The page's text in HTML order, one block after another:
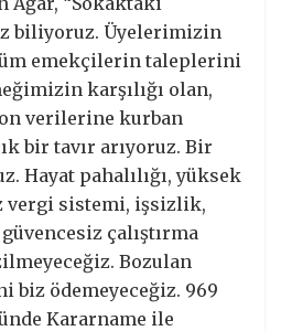
biliyoruz. Üyelerimizin
emekçilerin taleplerini
karşılığı olan,
verilerine kurban
bir tavır arıyoruz. Bir
Hayat pahalılığı, yüksek
vergi sistemi, işsizlik,
çalıştırma
Bozulan
biz ödemeyeceğiz. 969
Kararname ile